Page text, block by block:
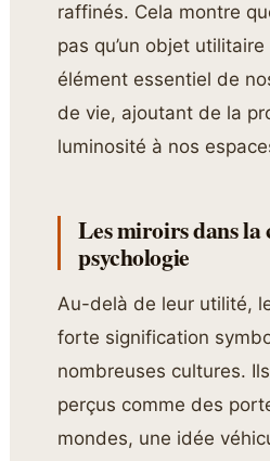
raffinés. Cela montre
pas qu’un objet
élément essentiel de
de vie, ajoutant de la
luminosité à nos
Les miroirs dans la
psychologie
Au-delà de leur utilité,
forte signification
nombreuses cultures.
perçus comme des
mondes, une idée